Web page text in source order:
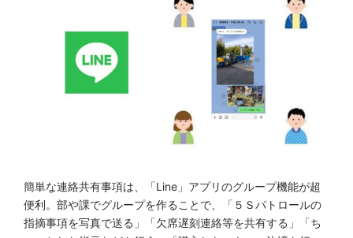
簡単な連絡共有事項は、「Line」アプリのグループ機能が超
便利。部や課でグループを作ることで、「５Ｓパトロールの
指摘事項を写真で送る」「欠席遅刻連絡等を共有する」「ち